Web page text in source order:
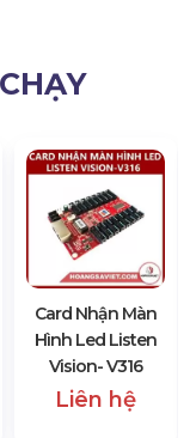
Card Nhận Màn
Hình Led Listen
Vision- V316
Liên hệ